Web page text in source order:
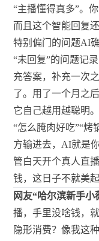
“主播懂得真多”。你
而且这个智能回复
特别偏门的问题AI
“未回复”的问题记
充答案，补充一次
了。用了一个月之
它自己越用越聪明
“怎么腌肉好吃”“烤
方输进去，AI就是
管白天开个真人直
钱，这日子不就美起
网友“哈尔滨新手小
播，手里没啥钱，
隐形消费？像我这